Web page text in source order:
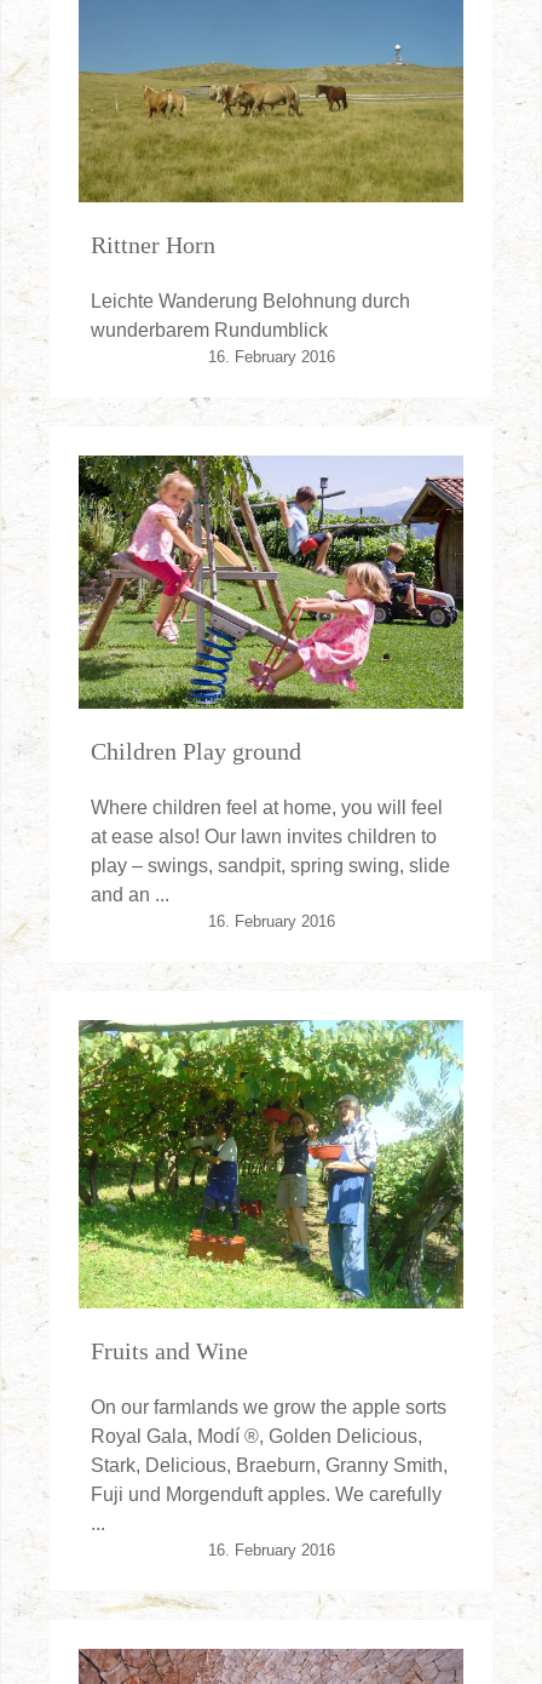
Rittner Horn
Leichte Wanderung Belohnung durch
wunderbarem Rundumblick
16. February 2016
Children Play ground
Where children feel at home, you will feel
at ease also! Our lawn invites children to
play – swings, sandpit, spring swing, slide
and an ...
16. February 2016
Fruits and Wine
On our farmlands we grow the apple sorts
Royal Gala, Modí ®, Golden Delicious,
Stark, Delicious, Braeburn, Granny Smith,
Fuji und Morgenduft apples. We carefully
...
16. February 2016